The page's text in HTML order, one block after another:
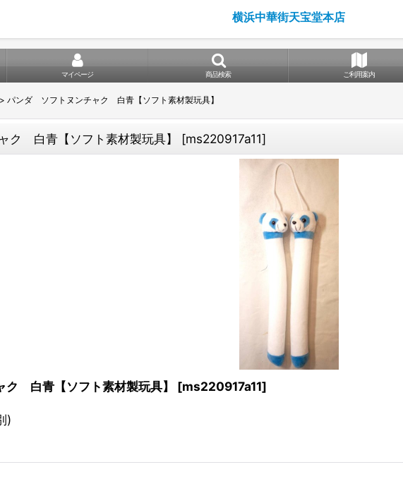
横浜中華街天宝堂本店
マイページ 商品検索 ご利用案内
> パンダ ソフトヌンチャク 白青【ソフト素材製玩具】
ク 白青【ソフト素材製玩具】 [ms220917a11]
白青【ソフト素材製玩具】 [ms220917a11]
)